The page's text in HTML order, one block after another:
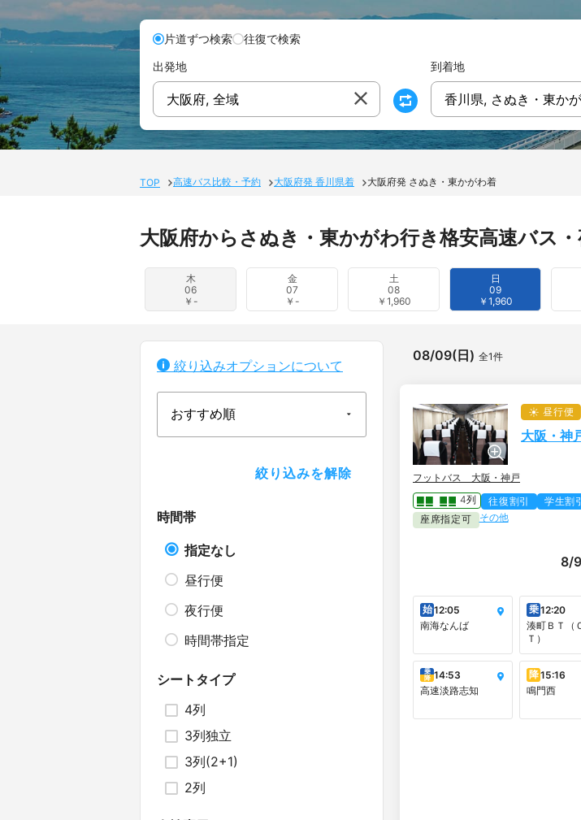
片道ずつ検索
往復で検索
出発地
大阪府, 全域
到着地
香川県, さぬき・東か
TOP 高速バス比較・予約 大阪府発 香川県着 大阪府発 さぬき・東かがわ着
大阪府からさぬき・東かがわ行き格安高速バス
木
06
￥-
金
07
￥-
土
08
￥1,960
日
09
￥1,960
08/09(日) 全1件
昼行便
大阪・神
フットバス 大阪・神戸
4列
往復割引 学生割
座席指定可
その他
8/9
始12:05
南海なんば
乗12:20
湊町ＢＴ（
Ｔ）
乗
降 14:53
高速淡路志知
降15:16
鳴門西
絞り込みオプションについて
時間帯
指定なし
昼行便
夜行便
時間帯指定
シートタイプ
4列
3列独立
3列(2+1)
2列